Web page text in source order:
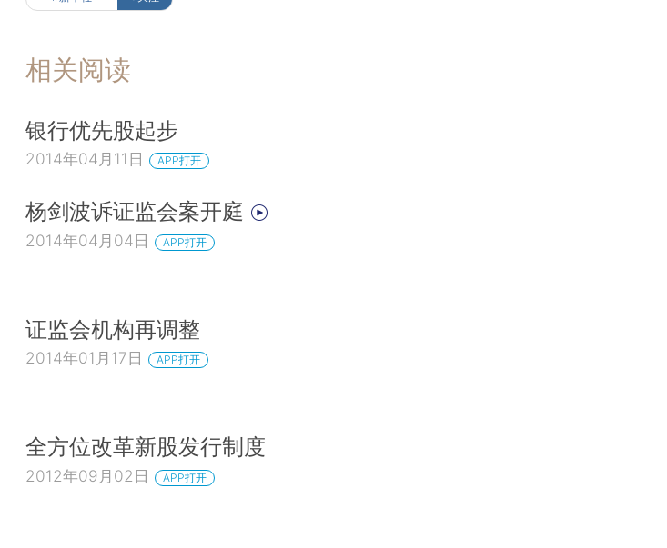
相关阅读
银行优先股起步
2014年04月11日 APP打开
杨剑波诉证监会案开庭
2014年04月04日 APP打开
证监会机构再调整
2014年01月17日 APP打开
全方位改革新股发行制度
2012年09月02日 APP打开